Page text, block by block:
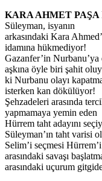
KARA AHMET
Süleyman, isyanın
arkasındaki Kara
idamına hükmediyor!
Gazanfer’in Nurbanu’ya
aşkına öyle biri şahit
ki Nurbanu olayı
isterken kan dökülüyor!
Şehzadeleri arasında
yapmamaya yemin eden
Hürrem taht adayını
Süleyman’ın taht varisi
Selim’i seçmesi
arasındaki savaşı
arasındaki uçurum